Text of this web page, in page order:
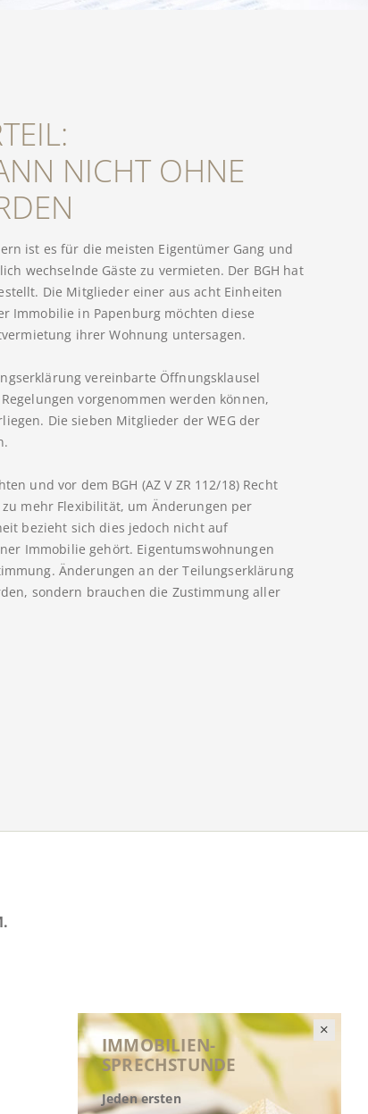
NICHT OHNE
ist es für die meisten Eigentümer Gang und
wechselnde Gäste zu vermieten. Der BGH hat
Die Mitglieder einer aus acht Einheiten
Immobilie in Papenburg möchten diese
ihrer Wohnung untersagen.
vereinbarte Öffnungsklausel
vorgenommen werden können,
Die sieben Mitglieder der WEG der
und vor dem BGH (AZ V ZR 112/18) Recht
mehr Flexibilität, um Änderungen per
bezieht sich dies jedoch nicht auf
Immobilie gehört. Eigentumswohnungen
Änderungen an der Teilungserklärung
sondern brauchen die Zustimmung aller
IMMOBILIEN-
SPRECHSTUNDE
Jeden ersten